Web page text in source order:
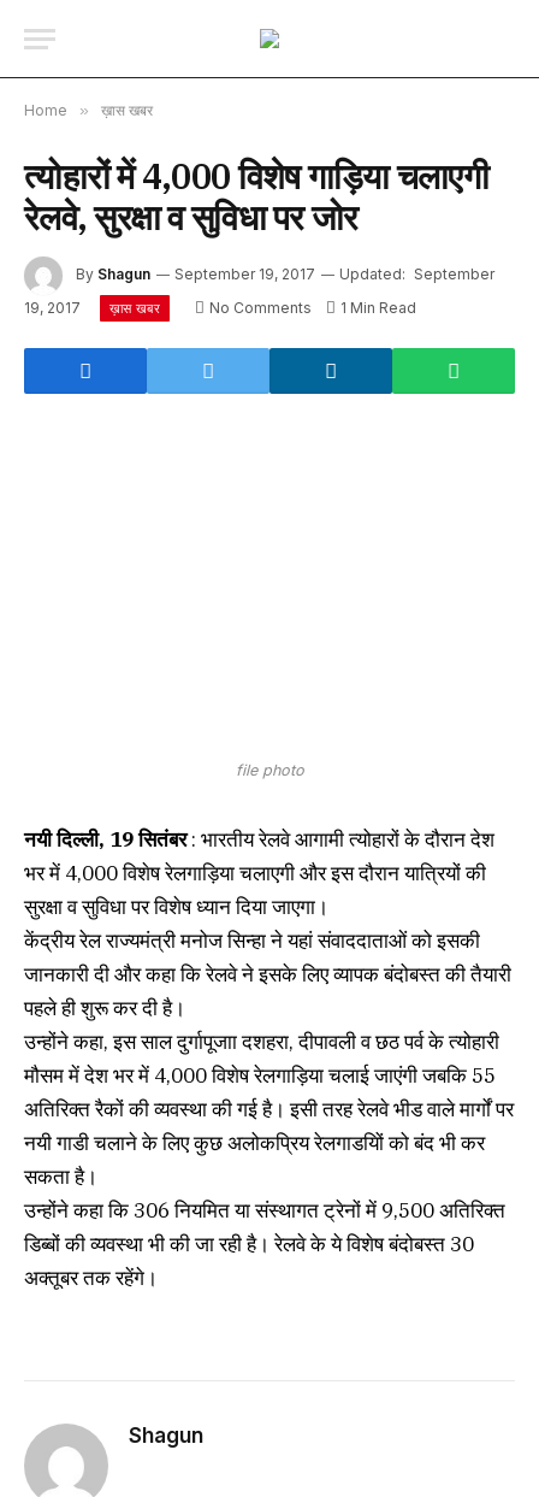
Home » ख़ास खबर
त्योहारों में 4,000 विशेष गाड़िया चलाएगी
रेलवे, सुरक्षा व सुविधा पर जोर
By Shagun September 19, 2017 Updated: September
19, 2017
ख़ास खबर No Comments 1 Min Read
file photo
नयी दिल्ली, 19 सितंबर: भारतीय रेलवे आगामी त्योहारों के दौरान देश
भर में 4,000 विशेष रेलगाड़िया चलाएगी और इस दौरान यात्रियों की
सुरक्षा व सुविधा पर विशेष ध्यान दिया जाएगा।
केंद्रीय रेल राज्यमंत्री मनोज सिन्हा ने यहां संवाददाताओं को इसकी
जानकारी दी और कहा कि रेलवे ने इसके लिए व्यापक बंदोबस्त की तैयारी
पहले ही शुरू कर दी है।
उन्होंने कहा, इस साल दुर्गापूजाा दशहरा, दीपावली व छठ पर्व के त्योहारी
मौसम में देश भर में 4,000 विशेष रेलगाड़िया चलाई जाएंगी जबकि 55
अतिरिक्त रैकों की व्यवस्था की गई है। इसी तरह रेलवे भीड वाले मार्गों पर
नयी गाडी चलाने के लिए कुछ अलोकप्रिय रेलगाडयिों को बंद भी कर
सकता है।
उन्होंने कहा कि 306 नियमित या संस्थागत ट्रेनों में 9,500 अतिरिक्त
डिब्बों की व्यवस्था भी की जा रही है। रेलवे के ये विशेष बंदोबस्त 30
अक्तूबर तक रहेंगे।
Shagun